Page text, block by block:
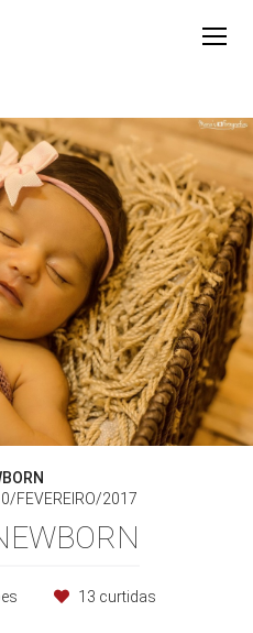
FEVEREIRO/2017
13 curtidas